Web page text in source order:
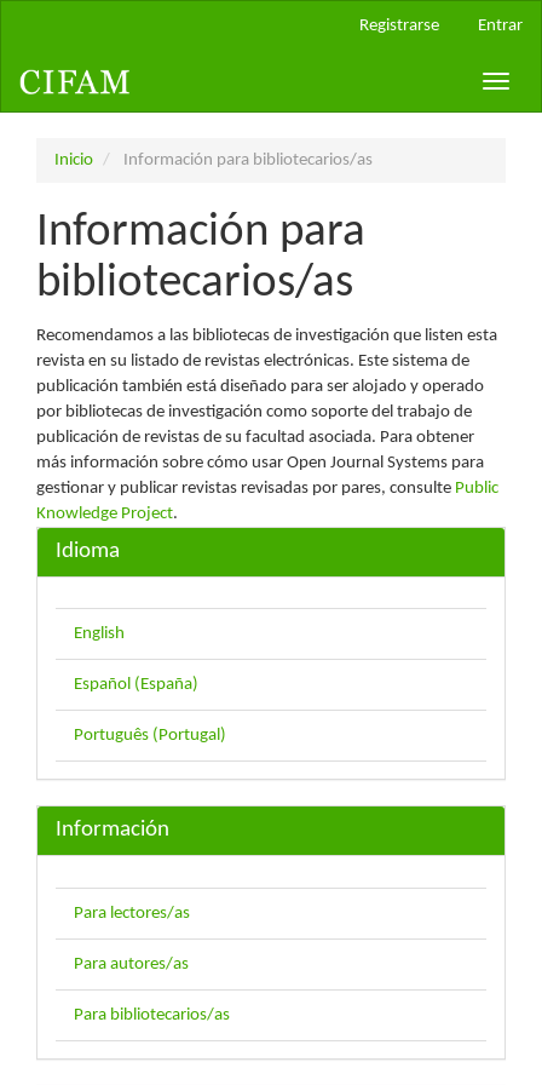
principal
Barra
Registrarse Entrar
Toggle
Inicio Información para bibliotecarios/as
Información para
bibliotecarios/as
Recomendamos a las bibliotecas de investigación que listen esta
revista en su listado de revistas electrónicas. Este sistema de
publicación también está diseñado para ser alojado y operado
por bibliotecas de investigación como soporte del trabajo de
publicación de revistas de su facultad asociada. Para obtener
más información sobre cómo usar Open Journal Systems para
gestionar y publicar revistas revisadas por pares, consulte Public
Knowledge Project.
Idioma
English
Español (España)
Português (Portugal)
Información
Para lectores/as
Para autores/as
Para bibliotecarios/as